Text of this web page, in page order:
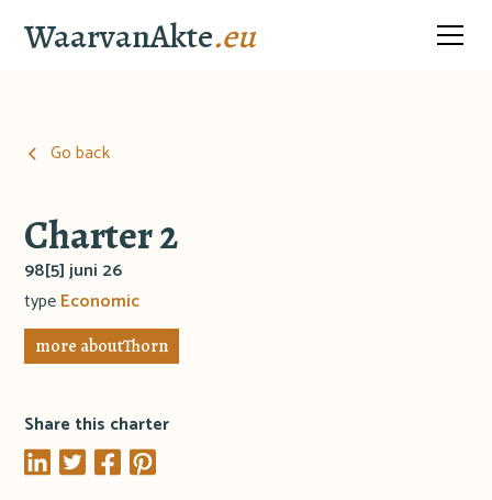
WaarvanAkte.eu
Go back
Charter 2
98[5] juni 26
typeEconomic
more aboutThorn
Share this charter